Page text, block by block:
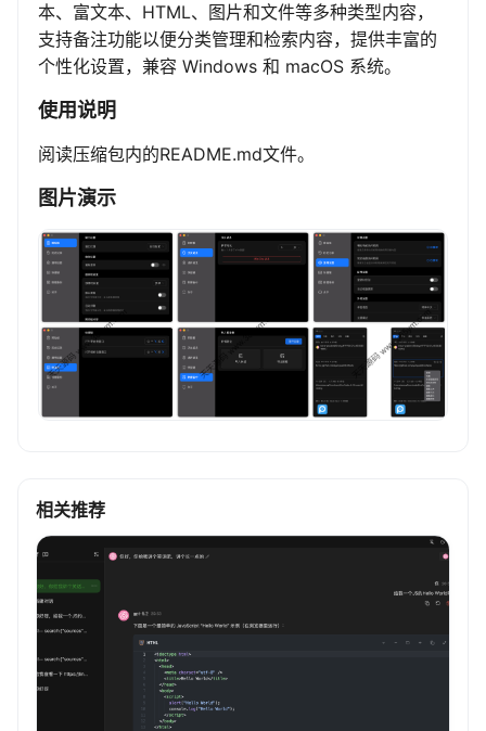
本、富文本、HTML、图片和文件等多种类型内容，
支持备注功能以便分类管理和检索内容，提供丰富的
个性化设置，兼容 Windows 和 macOS 系统。
使用说明
阅读压缩包内的README.md文件。
图片演示
相关推荐